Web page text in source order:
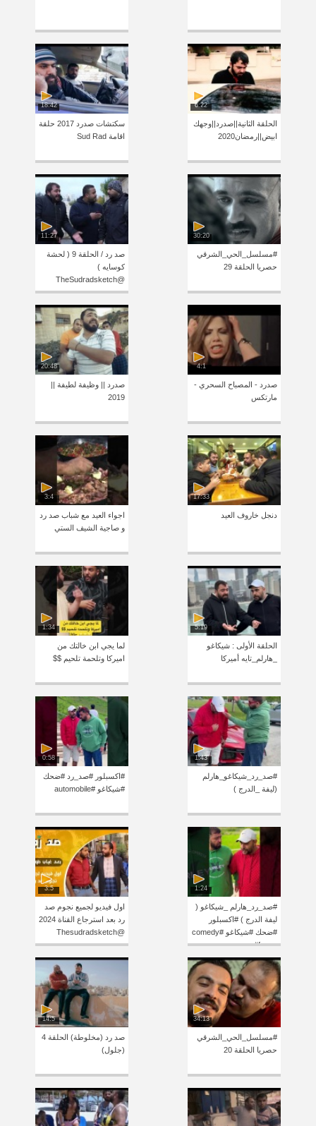
6:22
الحلقة الثانية||صدرد||وجهك
ابيض||رمضان2020
18:42
سكتشات صدرد 2017 حلقة
اقامة Sud Rad
30:20
#مسلسل_الحي_الشرقي
حصريا الحلقة 29
11:27
صد رد / الحلقة 9 ( لحشة
كوسايه )
@TheSudradsketch
4:1
صدرد - المصباح السحري -
مارتكس
20:48
صدرد || وظيفة لطيفة ||
2019
17:33
دنجل خاروف العيد
3:4
اجواء العيد مع شباب صد رد
و صاجية الشيف الستي
5:19
الحلقة الأولى : شيكاغو
_هارلم_تايه أميركا
1:34
لما يجي ابن خالتك من
اميركا وتلحمة تلحيم $$
1:43
#صد_رد_شيكاغو_هارلم
(ليفة _الدرج )
0:58
#اكسبلور #صد_رد #ضحك
#شيكاغو #automobile
1:24
‏#صد_رد_هارلم _شيكاغو (
ليفة الدرج ) #اكسبلور
#ضحك #شيكاغو #comedy
#funny
3:5
اول فيديو لجميع نجوم صد
رد بعد استرجاع القناة 2024
@Thesudradsketch
34:13
#مسلسل_الحي_الشرقي
حصريا الحلقة 20
14:5
صد رد (مخلوطة) الحلقة 4
(جلول)